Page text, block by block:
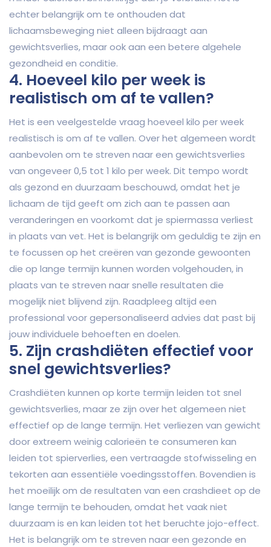
echter belangrijk om te onthouden dat
lichaamsbeweging niet alleen bijdraagt aan
gewichtsverlies, maar ook aan een betere algehele
gezondheid en conditie.
4. Hoeveel kilo per week is
realistisch om af te vallen?
Het is een veelgestelde vraag hoeveel kilo per week
realistisch is om af te vallen. Over het algemeen wordt
aanbevolen om te streven naar een gewichtsverlies
van ongeveer 0,5 tot 1 kilo per week. Dit tempo wordt
als gezond en duurzaam beschouwd, omdat het je
lichaam de tijd geeft om zich aan te passen aan
veranderingen en voorkomt dat je spiermassa verliest
in plaats van vet. Het is belangrijk om geduldig te zijn en
te focussen op het creëren van gezonde gewoonten
die op lange termijn kunnen worden volgehouden, in
plaats van te streven naar snelle resultaten die
mogelijk niet blijvend zijn. Raadpleeg altijd een
professional voor gepersonaliseerd advies dat past bij
jouw individuele behoeften en doelen.
5. Zijn crashdiëten effectief voor
snel gewichtsverlies?
Crashdiëten kunnen op korte termijn leiden tot snel
gewichtsverlies, maar ze zijn over het algemeen niet
effectief op de lange termijn. Het verliezen van gewicht
door extreem weinig calorieën te consumeren kan
leiden tot spierverlies, een vertraagde stofwisseling en
tekorten aan essentiële voedingsstoffen. Bovendien is
het moeilijk om de resultaten van een crashdieet op de
lange termijn te behouden, omdat het vaak niet
duurzaam is en kan leiden tot het beruchte jojo-effect.
Het is belangrijk om te streven naar een gezonde en